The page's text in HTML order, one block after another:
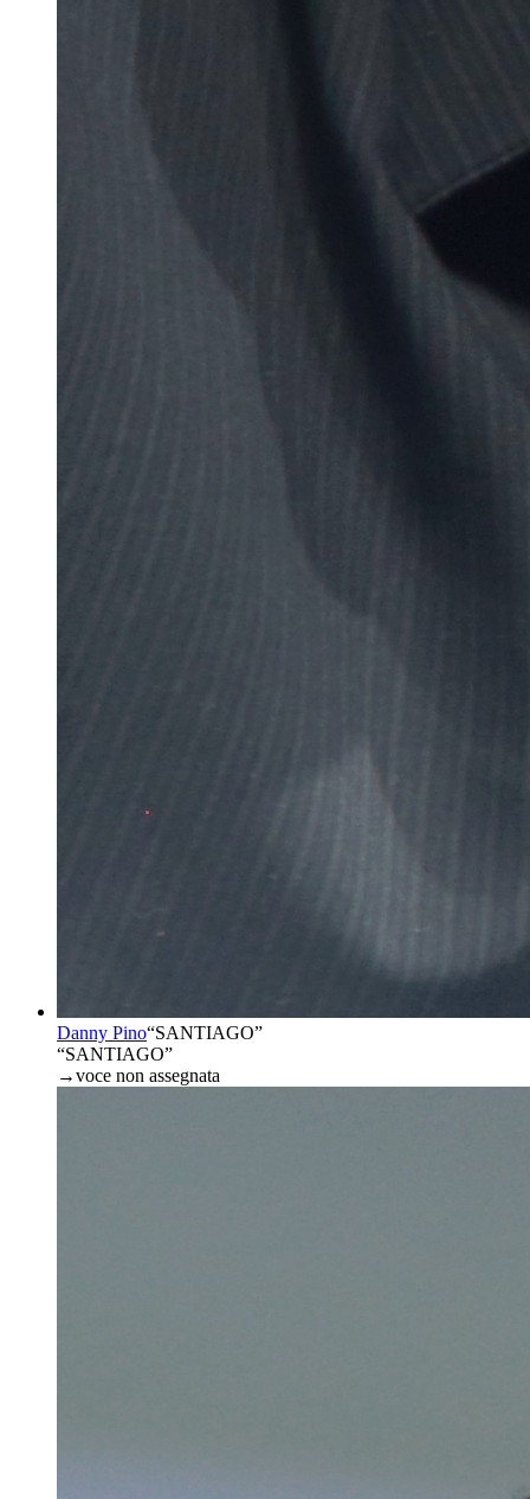
Danny Pino“SANTIAGO”
“SANTIAGO”
→voce non assegnata